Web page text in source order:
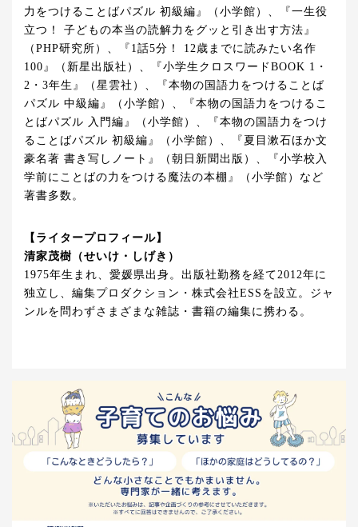
力をつけることばパズル 初級編』（小学館）、『一生役
立つ！ 子どもの本当の読解力をグッと引き出す方法』
（PHP研究所）、『1話5分！ 12歳までに読みたい名作
100』（新星出版社）、『小学生クロスワードBOOK 1・
2・3年生』（星雲社）、『本物の国語力をつけることば
パズル 中級編』（小学館）、『本物の国語力をつけるこ
とばパズル 入門編』（小学館）、『本物の国語力をつけ
ることばパズル 初級編』（小学館）、『夏目漱石ほか文
豪名著 書き写しノート』（朝日新聞出版）、『小学校入
学前にことばの力をつける魔法の本棚』（小学館）など
著書多数。
【ライタープロフィール】
清家茂樹（せいけ・しげき）
1975年生まれ、愛媛県出身。出版社勤務を経て2012年に
独立し、編集プロダクション・株式会社ESSを設立。ジャ
ンルを問わずさまざまな雑誌・書籍の編集に携わる。